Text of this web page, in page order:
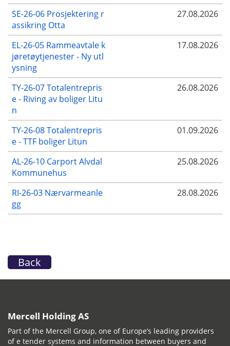
SE-26-06 Prosjektering r
assikring Otta
27.08.2026
EL-26-05 Rammeavtale k
jøretøytjenester - Ny utl
ysning
17.08.2026
TY-26-07 Totalentrepris
e - Riving av boliger Litu
n
26.08.2026
TY-26-08 Totalentrepris
e - TTF boliger Litun
01.09.2026
AL-26-10 Carport Alvdal
Kommunehus
25.08.2026
RI-26-03 Nærvarmeanle
gg
28.08.2026
Back
Mercell Holding AS
Part of the Mercell Group, one of Europe’s leading providers
of e tender systems and information between buyers and